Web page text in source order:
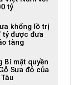
tỷ
khổng lồ trị
tỷ được đưa
tàng
Bí mật quyền
Sưa đỏ của